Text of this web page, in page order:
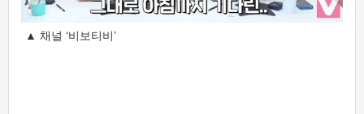
▲ 채널 ‘비보티비’